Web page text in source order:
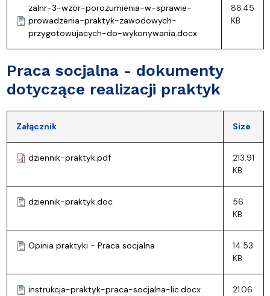
zalnr-3-wzor-porozumienia-w-sprawie-
prowadzenia-praktyk-zawodowych-
przygotowujacych-do-wykonywania.docx
86.45
KB
Praca socjalna - dokumenty
dotyczące realizacji praktyk
Załącznik Size
dziennik-praktyk.pdf
213.91
KB
dziennik-praktyk.doc
56
KB
Opinia praktyki - Praca socjalna
14.53
KB
instrukcja-praktyk-praca-socjalna-lic.docx
21.06